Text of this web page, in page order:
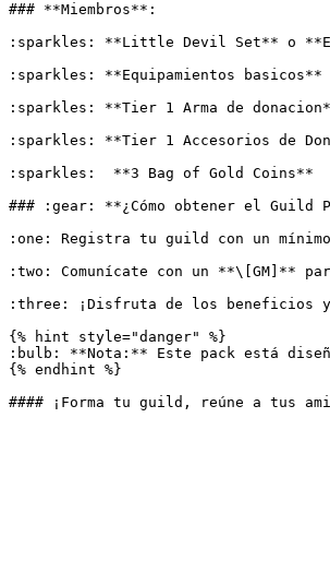
### **Miembros**:
:sparkles: **Little Devil Set** o
:sparkles: **Equipamientos basicos**
:sparkles: **Tier 1 Arma de
:sparkles: **Tier 1 Accesorios de
:sparkles:  **3 Bag of Gold Coins**
### :gear: **¿Cómo obtener el Guild
:one: Registra tu guild con un
:two: Comunícate con un **\[GM]**
:three: ¡Disfruta de los beneficios y
{% hint style="danger" %}
:bulb: **Nota:** Este pack está
{% endhint %}